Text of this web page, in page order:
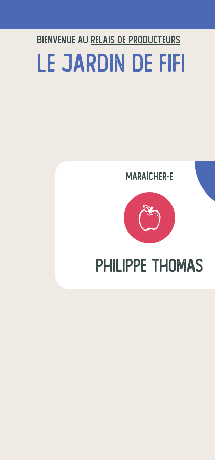
BIENVENUE AU RELAIS DE PRODUCTEURS
LE JARDIN DE FIFI
maraîcher·e
philippe thomas